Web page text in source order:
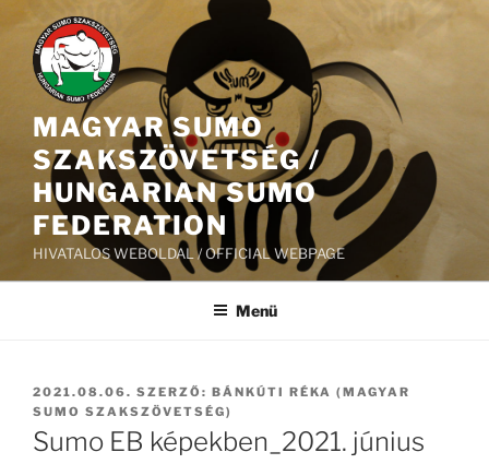
Tartalomhoz
MAGYAR SUMO
SZAKSZÖVETSÉG /
HUNGARIAN SUMO
FEDERATION
HIVATALOS WEBOLDAL / OFFICIAL WEBPAGE
Menü
BEKÜLDVE:
2021.08.06. SZERZŐ: BÁNKÚTI RÉKA (MAGYAR
SUMO SZAKSZÖVETSÉG)
Sumo EB képekben_2021. június